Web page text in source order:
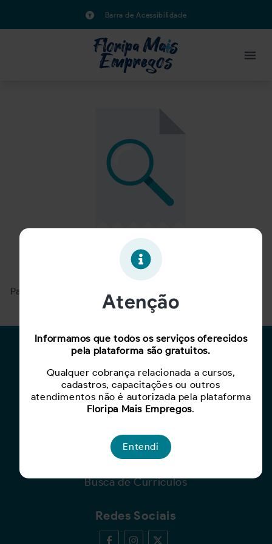
Barra de Acessibilidade
Oportunidade expirada!
Para ver mais, acesse a página
Para Candidatos
Busca de Oportunidades
Cadastro de Currículo
Capacite-se
Para Empresas
Busca de Currículos
Redes Sociais
Atenção
Informamos que todos os serviços oferecidos
pela plataforma são gratuitos.
Qualquer cobrança relacionada a cursos,
cadastros, capacitações ou outros
atendimentos não é autorizada pela plataforma
Floripa Mais Empregos.
Entendi